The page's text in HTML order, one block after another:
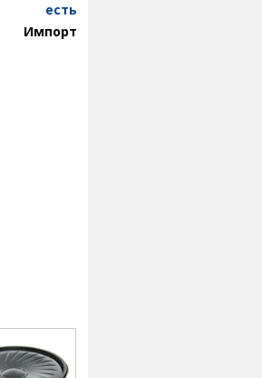
есть
Импорт